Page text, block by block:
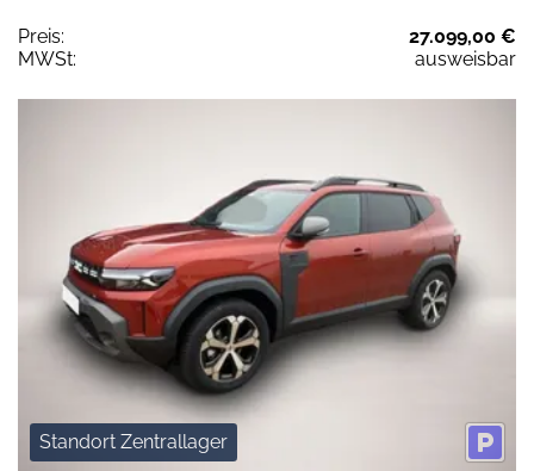
Preis:
27.099,00 €
MWSt:
ausweisbar
Standort Zentrallager